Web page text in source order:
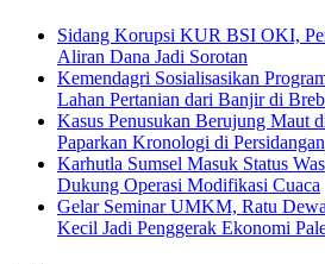
Sidang Korupsi KUR BSI OKI,
Aliran Dana Jadi Sorotan
Kemendagri Sosialisasikan
Lahan Pertanian dari Banjir di
Kasus Penusukan Berujung Maut
Paparkan Kronologi di Persidangan
Karhutla Sumsel Masuk Status
Dukung Operasi Modifikasi Cuaca
Gelar Seminar UMKM, Ratu
Kecil Jadi Penggerak Ekonomi